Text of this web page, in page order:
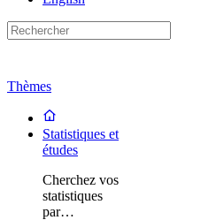
Thèmes
Statistiques et
études
Cherchez vos
statistiques
par…